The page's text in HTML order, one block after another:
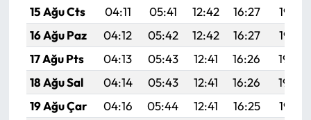
15 Ağu Cts
04:11 05:41 12:42 16:27
19:33
16 Ağu Paz
04:12 05:42 12:42 16:27
19:32
17 Ağu Pts
04:13 05:43 12:41 16:26
19:30
18 Ağu Sal
04:14 05:43 12:41 16:26
19:29
19 Ağu Çar
04:16 05:44 12:41 16:25
19:28